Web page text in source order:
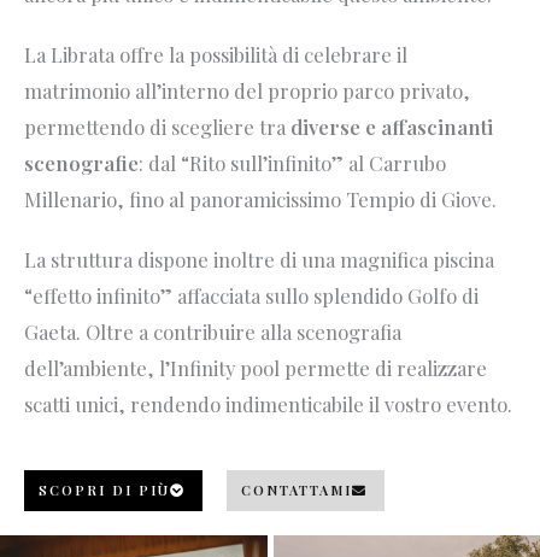
La Librata offre la possibilità di celebrare il
matrimonio all’interno del proprio parco privato,
permettendo di scegliere tra diverse e affascinanti
scenografie: dal “Rito sull’infinito” al Carrubo
Millenario, fino al panoramicissimo Tempio di Giove.
La struttura dispone inoltre di una magnifica piscina
“effetto infinito” affacciata sullo splendido Golfo di
Gaeta. Oltre a contribuire alla scenografia
dell’ambiente, l’Infinity pool permette di realizzare
scatti unici, rendendo indimenticabile il vostro evento.
SCOPRI DI PIÙ CONTATTAMI